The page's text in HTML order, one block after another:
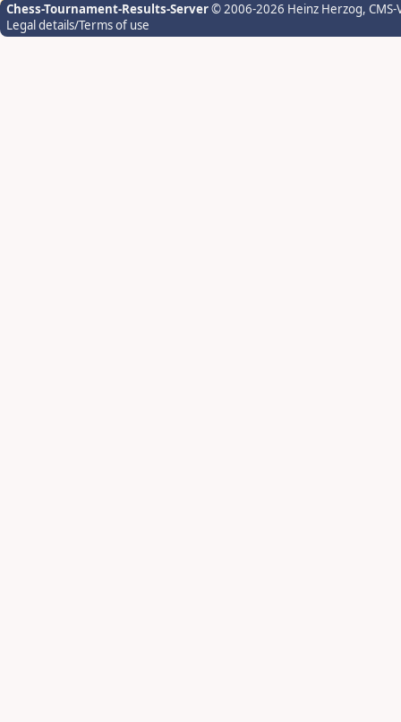
Chess-Tournament-Results-Server© 2006-2026 Heinz Herzog,
Legal details/Terms of use